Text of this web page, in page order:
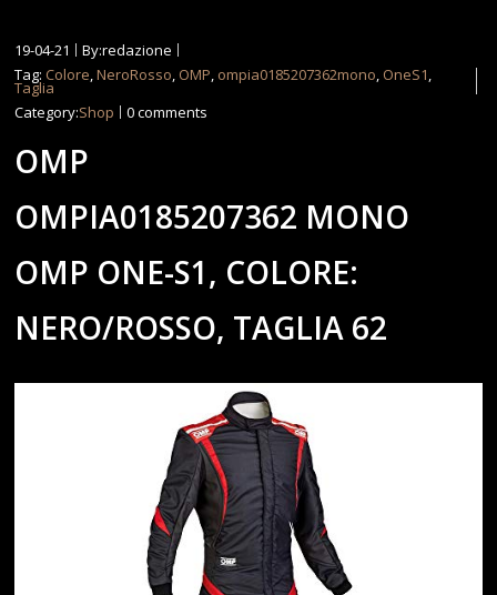
19-04-21
By:redazione
Tag: Colore,NeroRosso, OMP, ompia0185207362mono, OneS1,
Taglia
Category:Shop 0 comments
OMP
OMPIA0185207362 MONO
OMP ONE-S1, COLORE:
NERO/ROSSO, TAGLIA 62